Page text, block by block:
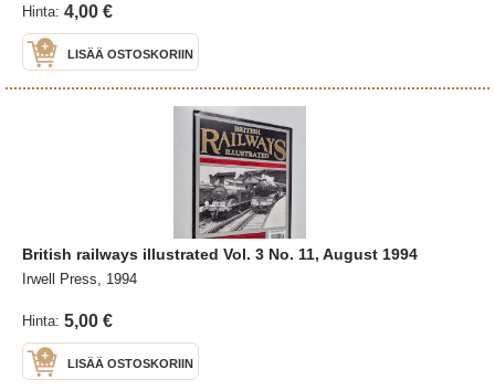
Hinta: 4,00 €
LISÄÄ OSTOSKORIIN
British railways illustrated Vol. 3 No. 11, August 1994
Irwell Press, 1994
Hinta: 5,00 €
LISÄÄ OSTOSKORIIN